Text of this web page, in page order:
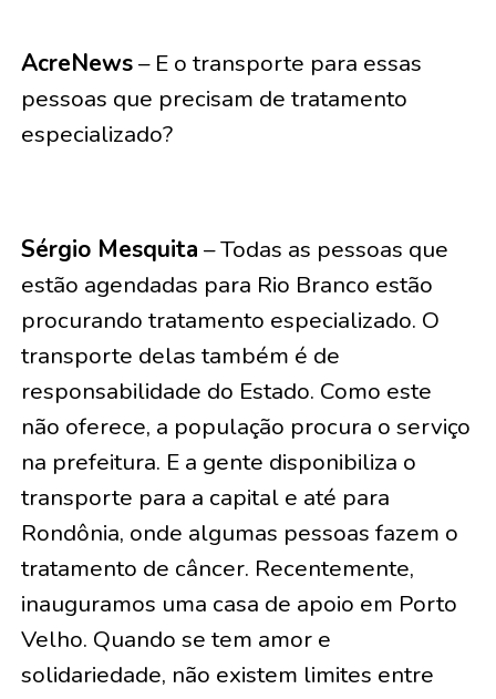
AcreNews– E o transporte para essas
pessoas que precisam de tratamento
especializado?
Sérgio Mesquita – Todas as pessoas que
estão agendadas para Rio Branco estão
procurando tratamento especializado. O
transporte delas também é de
responsabilidade do Estado. Como este
não oferece, a população procura o serviço
na prefeitura. E a gente disponibiliza o
transporte para a capital e até para
Rondônia, onde algumas pessoas fazem o
tratamento de câncer. Recentemente,
inauguramos uma casa de apoio em Porto
Velho. Quando se tem amor e
solidariedade, não existem limites entre